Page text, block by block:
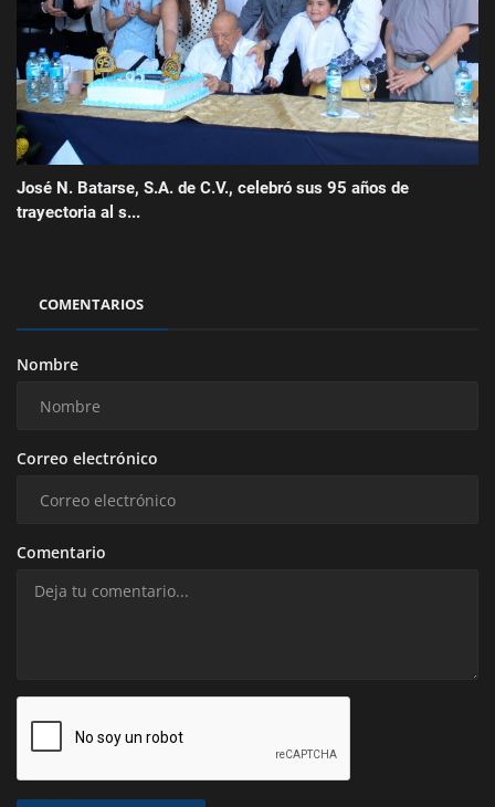
José N. Batarse, S.A. de C.V., celebró sus 95 años de
trayectoria al s...
COMENTARIOS
Nombre
Correo electrónico
Comentario